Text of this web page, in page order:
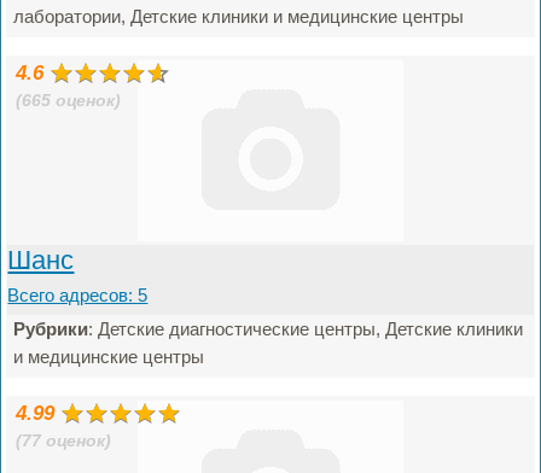
лаборатории, Детские клиники и медицинские центры
4.6
(665 оценок)
Шанс
Всего адресов: 5
Рубрики: Детские диагностические центры, Детские клиники
и медицинские центры
4.99
(77 оценок)